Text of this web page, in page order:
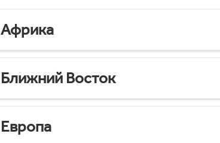
Африка
Ближний Восток
Европа